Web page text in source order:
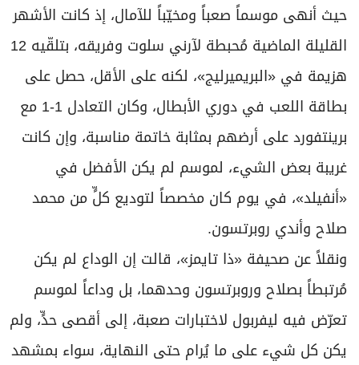
حيث أنهى موسماً صعباً ومخيّباً للآمال، إذ كانت الأشهر
القليلة الماضية مُحبطة لآرني سلوت وفريقه، بتلقّيه 12
هزيمة في «البريميرليج»، لكنه على الأقل، حصل على
بطاقة اللعب في دوري الأبطال، وكان التعادل 1-1 مع
برينتفورد على أرضهم بمثابة خاتمة مناسبة، وإن كانت
غريبة بعض الشيء، لموسم لم يكن الأفضل في
«أنفيلد»، في يوم كان مخصصاً لتوديع كلٍّ من محمد
صلاح وأندي روبرتسون.
ونقلاً عن صحيفة «ذا تايمز»، قالت إن الوداع لم يكن
مُرتبطاً بصلاح وروبرتسون وحدهما، بل وداعاً لموسم
تعرّض فيه ليفربول لاختبارات صعبة، إلى أقصى حدٍّ، ولم
يكن كل شيء على ما يُرام حتى النهاية، سواء بمشهد